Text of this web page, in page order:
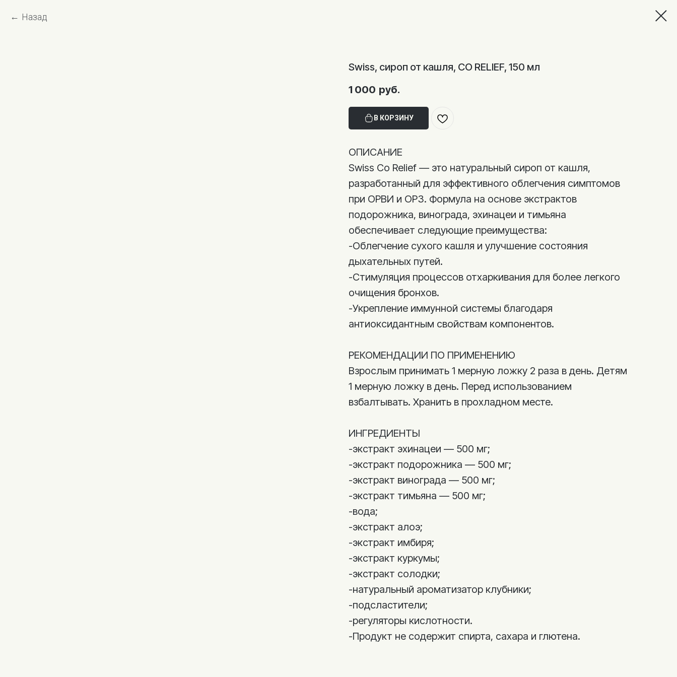
Назад
Swiss, сироп от кашля, CO RELIEF, 150 мл
1 000 руб.
В КОРЗИНУ
ОПИСАНИЕ
Swiss Co Relief — это натуральный сироп от кашля,
разработанный для эффективного облегчения симптомов
при ОРВИ и ОРЗ. Формула на основе экстрактов
подорожника, винограда, эхинацеи и тимьяна
обеспечивает следующие преимущества:
-Облегчение сухого кашля и улучшение состояния
дыхательных путей.
-Стимуляция процессов отхаркивания для более легкого
очищения бронхов.
-Укрепление иммунной системы благодаря
антиоксидантным свойствам компонентов.
РЕКОМЕНДАЦИИ ПО ПРИМЕНЕНИЮ
Взрослым принимать 1 мерную ложку 2 раза в день. Детям
1 мерную ложку в день. Перед использованием
взбалтывать. Хранить в прохладном месте.
ИНГРЕДИЕНТЫ
-экстракт эхинацеи — 500 мг;
-экстракт подорожника — 500 мг;
-экстракт винограда — 500 мг;
-экстракт тимьяна — 500 мг;
-вода;
-экстракт алоэ;
-экстракт имбиря;
-экстракт куркумы;
-экстракт солодки;
-натуральный ароматизатор клубники;
-подсластители;
-регуляторы кислотности.
-Продукт не содержит спирта, сахара и глютена.